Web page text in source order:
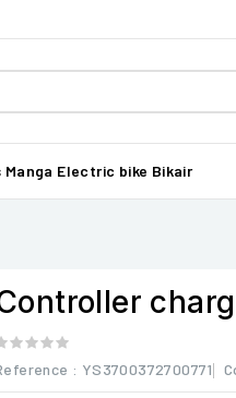
Manga Electric bike Bikair
: YS3700372700771